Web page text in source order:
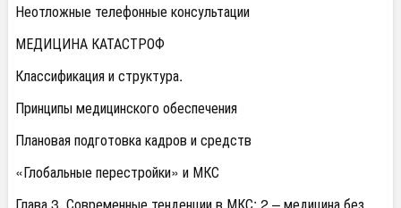
Неотложные телефонные консультации
МЕДИЦИНА КАТАСТРОФ
Классификация и структура.
Принципы медицинского обеспечения
Плановая подготовка кадров и средств
«Глобальные перестройки» и МКС